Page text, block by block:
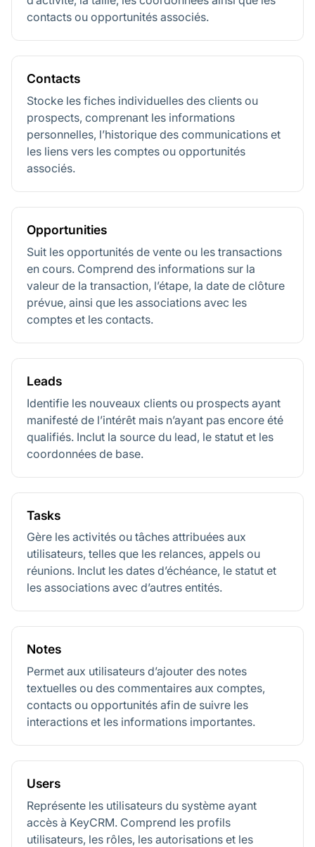
contacts ou opportunités associés.
Contacts
Stocke les fiches individuelles des clients ou
prospects, comprenant les informations
personnelles, l’historique des communications et
les liens vers les comptes ou opportunités
associés.
Opportunities
Suit les opportunités de vente ou les transactions
en cours. Comprend des informations sur la
valeur de la transaction, l’étape, la date de clôture
prévue, ainsi que les associations avec les
comptes et les contacts.
Leads
Identifie les nouveaux clients ou prospects ayant
manifesté de l’intérêt mais n’ayant pas encore été
qualifiés. Inclut la source du lead, le statut et les
coordonnées de base.
Tasks
Gère les activités ou tâches attribuées aux
utilisateurs, telles que les relances, appels ou
réunions. Inclut les dates d’échéance, le statut et
les associations avec d’autres entités.
Notes
Permet aux utilisateurs d’ajouter des notes
textuelles ou des commentaires aux comptes,
contacts ou opportunités afin de suivre les
interactions et les informations importantes.
Users
Représente les utilisateurs du système ayant
accès à KeyCRM. Comprend les profils
utilisateurs, les rôles, les autorisations et les